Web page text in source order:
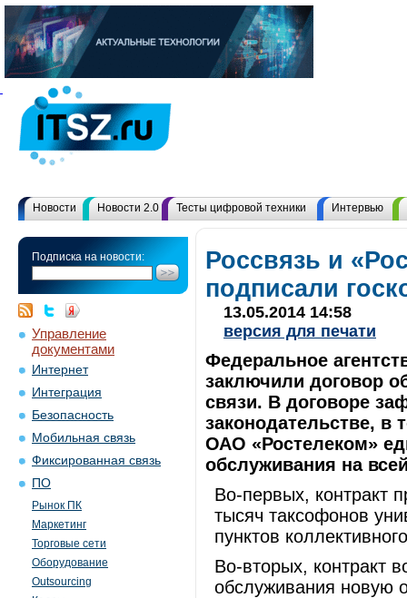
Новости Новости 2.0 Тесты цифровой техники Интервью
Подписка на новости:
Управление
документами
Интернет
Интеграция
Безопасность
Мобильная связь
Фиксированная связь
ПО
Рынок ПК
Маркетинг
Торговые сети
Оборудование
Outsourcing
Россвязь и
подписали
13.05.2014 14:58
версия для печати
Федеральное
заключили договор
связи. В договоре
законодательстве, в
ОАО «Ростелеком»
обслуживания на
Во-первых, контракт
тысяч таксофонов
пунктов
Во-вторых, контракт
обслуживания новую